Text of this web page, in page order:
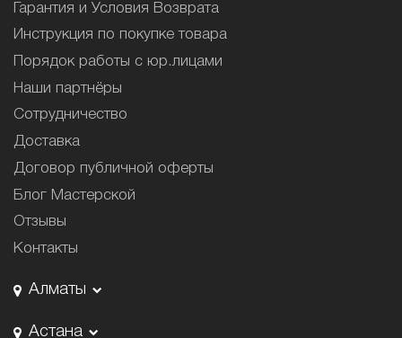
Гарантия и Условия Возврата
Инструкция по покупке товара
Порядок работы с юр.лицами
Наши партнёры
Сотрудничество
Доставка
Договор публичной оферты
Блог Мастерской
Отзывы
Контакты
Алматы
Астана